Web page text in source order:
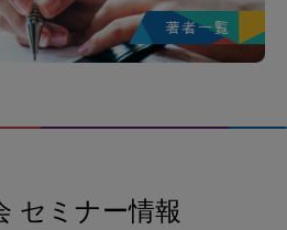
セミナー情報